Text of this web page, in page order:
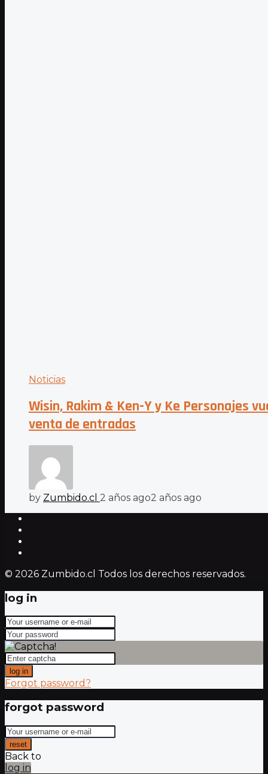
Noticias
Wisin, Rakim & Ken-Y y Ke Personajes
venta de entradas
by Zumbido.cl 2 años ago2 años ago
© 2026 Zumbido.cl Todos los derechos reservados.
log in
log in
Forgot password?
forgot password
reset
Back to
log in